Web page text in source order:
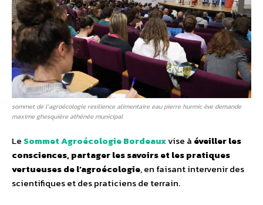
sommet de l’agroécologie resilience alimentaire eau pierre hurmic ève demande
maxime ghesquière athénée municipal
Le Sommet Agroécologie Bordeauxvise à éveiller les
consciences, partager les savoirs et les pratiques
vertueuses de l’agroécologie, en faisant intervenir des
scientifiques et des praticiens de terrain.